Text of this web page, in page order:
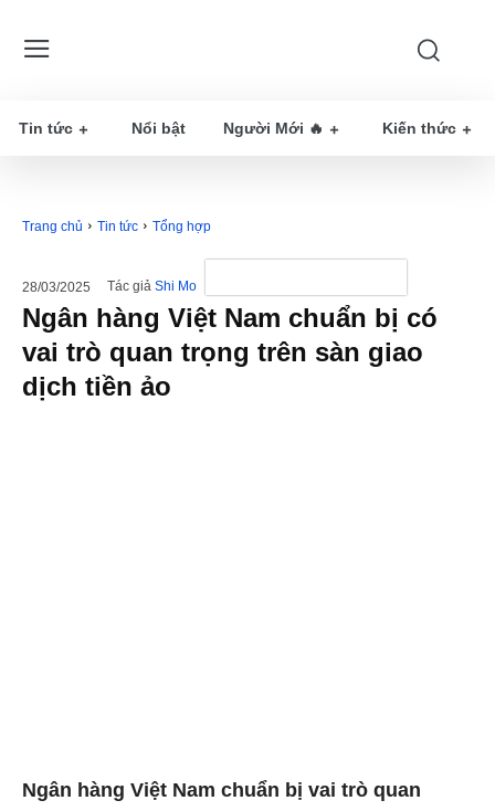
Tin tức Nổi bật Người Mới 🔥 Kiến thức
Trang chủ Tin tức Tổng hợp
28/03/2025 Tác giả Shi Mo
Ngân hàng Việt Nam chuẩn bị có
vai trò quan trọng trên sàn giao
dịch tiền ảo
Ngân hàng Việt Nam chuẩn bị vai trò quan